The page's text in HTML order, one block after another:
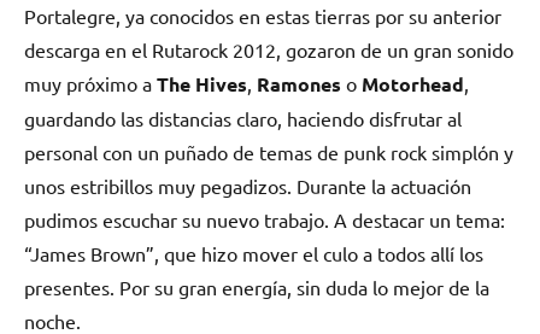
Portalegre, ya conocidos en estas tierras por su anterior
descarga en el Rutarock 2012, gozaron de un gran sonido
muy próximo a The Hives Ramones o Motorhead
guardando las distancias claro, haciendo disfrutar al
personal con un puñado de temas de punk rock simplón y
unos estribillos muy pegadizos. Durante la actuación
pudimos escuchar su nuevo trabajo. A destacar un tema:
“James Brown”, que hizo mover el culo a todos allí los
presentes. Por su gran energía, sin duda lo mejor de la
noche.